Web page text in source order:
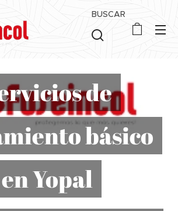
BUSCAR
de
básico
en Yopal